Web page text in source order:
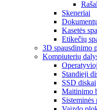
Skeneriai
Kasetės
Etikečių
3D spausdinimo
Kompiuterių
Standieji
SSD diskai
Maitinimo
Sisteminės